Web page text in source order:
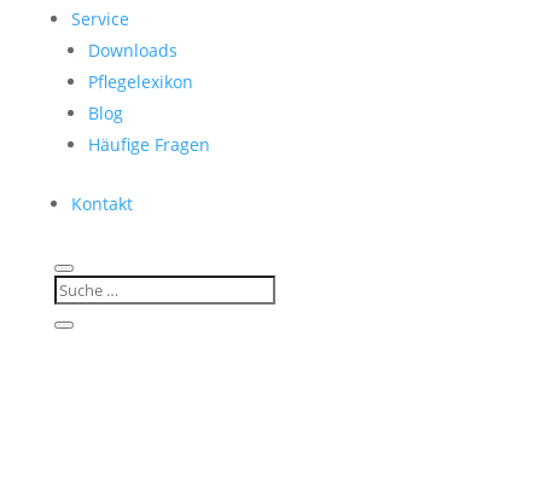
Service
Downloads
Pflegelexikon
Blog
Häufige Fragen
Kontakt